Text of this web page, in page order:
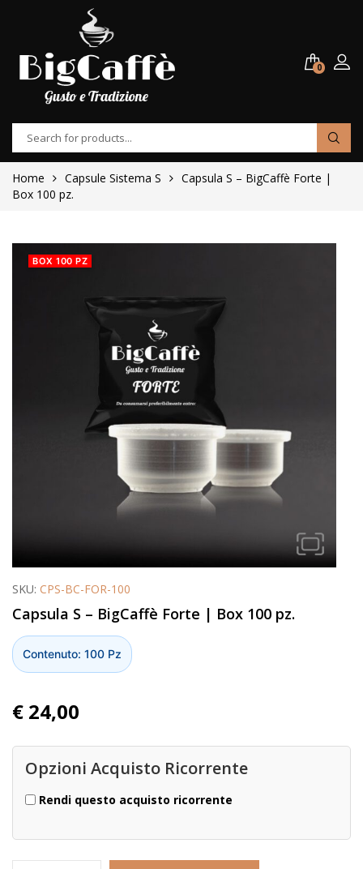
0
Home Capsule Sistema S
Capsula S – BigCaffè Forte |
Box 100 pz.
BOX 100 PZ
SKU: CPS-BC-FOR-100
Capsula S – BigCaffè Forte | Box 100 pz.
Contenuto: 100 Pz
€ 24,00
Opzioni Acquisto Ricorrente
Rendi questo acquisto ricorrente